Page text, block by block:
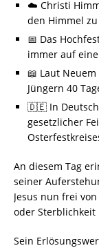
☁️ Christi
den Himmel zu
📅 Das
immer auf
📖 Laut
Jüngern 40
🇩🇪 In
gesetzlicher
An diesem Tag
seiner
Jesus nun frei
oder Sterblichkeit
Sein